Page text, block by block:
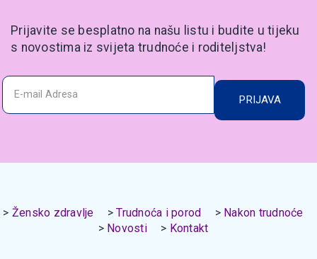
Prijavite se besplatno na našu listu i budite u tijeku
s novostima iz svijeta trudnoće i roditeljstva!
PRIJAVA
Žensko zdravlje Trudnoća i porod
Nakon trudnoće
Novosti
Kontakt